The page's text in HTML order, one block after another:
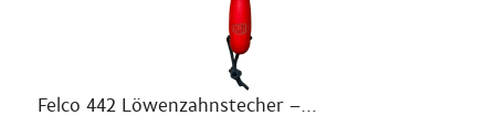
Felco 442 Löwenzahnstecher –...